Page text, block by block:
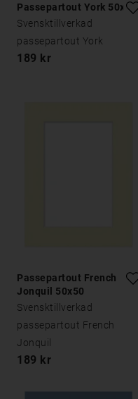
Passepartout York 50x50
Svensktillverkad
passepartout York
189 kr
Passepartout French
Jonquil 50x50
Svensktillverkad
passepartout French
Jonquil
189 kr